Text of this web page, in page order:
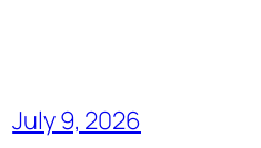
July 9, 2026